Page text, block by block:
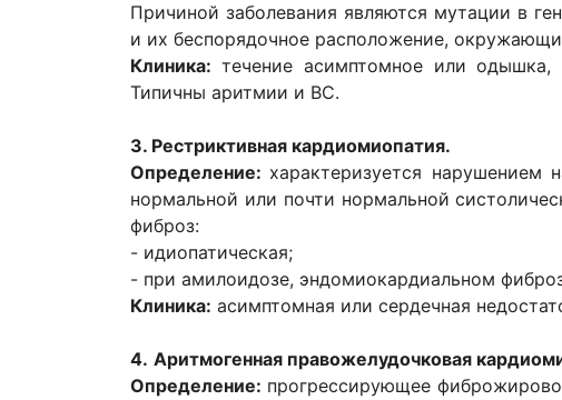
Причиной заболевания являются мутации в
и их беспорядочное расположение,
Клиника: течение асимптомное или одышка,
Типичны аритмии и ВС.
3. Рестриктивная кардиомиопатия.
Определение: характеризуется
нормальной или почти нормальной
фиброз:
- идиопатическая;
- при амилоидозе, эндомиокардиальном
Клиника: асимптомная или сердечная
4. Аритмогенная правожелудочковая
Определение: прогрессирующее